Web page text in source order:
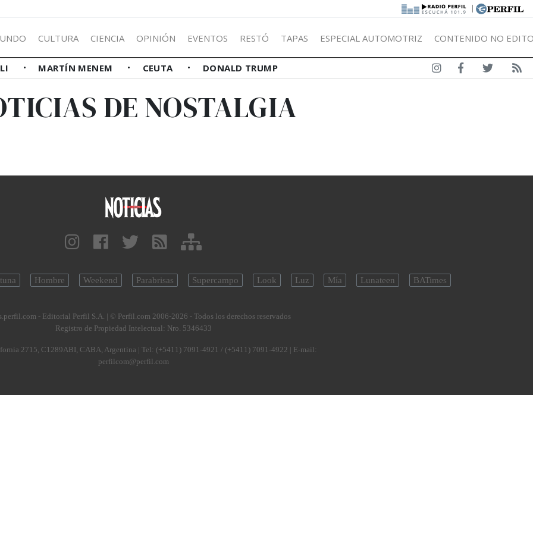
|
CULTURA CIENCIA OPINIÓN EVENTOS RESTÓ TAPAS ESPECIAL AUTOMOTRIZ CONTENIDO NO
MARTÍN MENEM CEUTA DONALD TRUMP
DE NOSTALGIA
Hombre Weekend Parabrisas Supercampo Look Luz Mía Lunateen BATimes
- Editorial Perfil S.A. | © Perfil.com 2006-2026 - Todos los derechos reservados
Registro de Propiedad Intelectual: Nro. 5346433
2715, C1289ABI, CABA, Argentina | Tel: (+5411) 7091-4921 / (+5411) 7091-4922 | E-mail:
perfilcom@perfil.com